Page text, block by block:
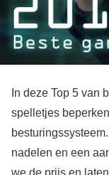
In deze Top 5 van
spelletjes
nadelen en een
we de prijs en